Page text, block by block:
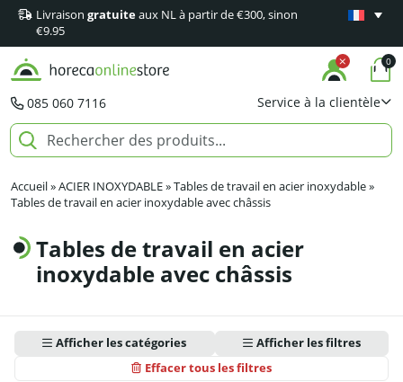
Livraison gratuiteaux NL à partir de €300, sinon
€9.95
Garantie
085 060 7116 Service à la clientèle
0
Accueil»ACIER INOXYDABLE»Tables de travail en acier inoxydable»
Tables de travail en acier inoxydable avec châssis
Tables de travail en acier
inoxydable avec châssis
Afficher les catégories
Effacer tous les filtres
Afficher les filtres